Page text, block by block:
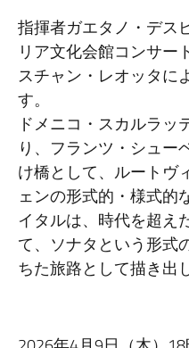
指揮者ガエタノ・デス
リア文化会館コンサー
スチャン・レオッタに
す。
ドメニコ・スカルラッ
り、フランツ・シュー
け橋として、ルートヴ
ェンの形式的・様式的
イタルは、時代を超え
て、ソナタという形式
ちた旅路として描き出